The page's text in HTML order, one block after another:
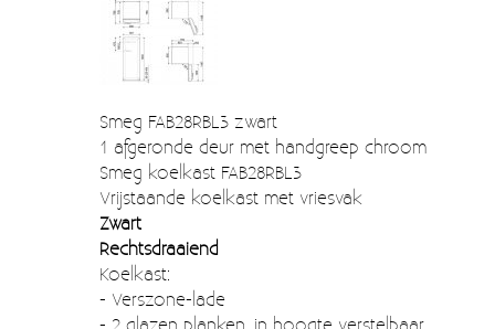
Badkamer
Keuken accessoires
Smeg 50s klein elektro
Afvalemmers
Emaille
Moccamaster (De beste kop koffie sinds 1968)
Vintage
Smeg FAB28RBL3 zwart
1 afgeronde deur met handgreep chroom
Smeg koelkast FAB28RBL3
Vrijstaande koelkast met vriesvak
Zwart
Rechtsdraaiend
Koelkast:
- Verszone-lade
- 2 glazen planken, in hoogte verstelbaar